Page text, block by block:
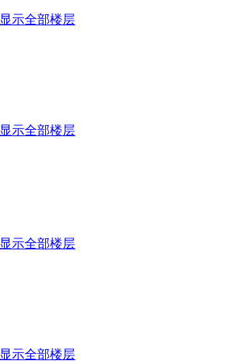
显示全部楼层
显示全部楼层
显示全部楼层
显示全部楼层